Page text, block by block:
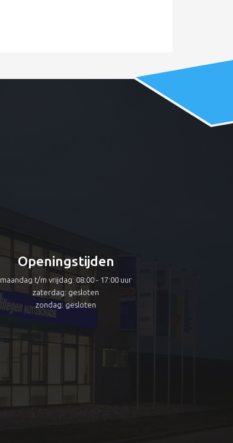
Openingstijden
maandag t/m vrijdag: 08:00 - 17:00 uur
zaterdag: gesloten
zondag: gesloten